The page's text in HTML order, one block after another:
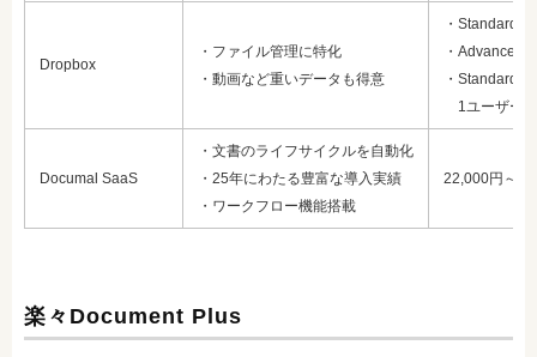
Dropbox
・ファイル管理に特化
・動画など重いデータも得意
・Standard
・Advanced
・Standard +
1ユーザー
Documal SaaS
・文書のライフサイクルを自動化
・25年にわたる豊富な導入実績
・ワークフロー機能搭載
22,000円～
楽々Document Plus